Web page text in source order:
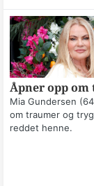
Åpner opp om
Mia Gundersen
om traumer og
reddet henne.